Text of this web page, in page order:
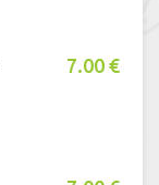
7.00 €